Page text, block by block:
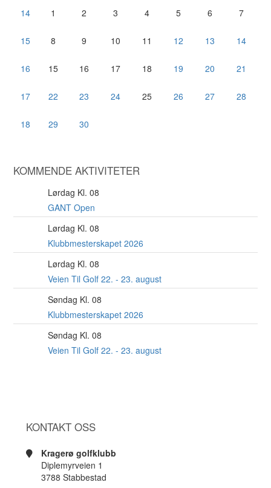
14 1 2 3 4 5 6 7
15 8 9 10 11 12 13 14
16 15 16 17 18 19 20 21
17 22 23 24 25 26 27 28
18 29 30
KOMMENDE AKTIVITETER
Lørdag Kl. 08
GANT Open
Lørdag Kl. 08
Klubbmesterskapet 2026
Lørdag Kl. 08
Veien Til Golf 22. - 23. august
Søndag Kl. 08
Klubbmesterskapet 2026
Søndag Kl. 08
Veien Til Golf 22. - 23. august
KONTAKT OSS
Kragerø golfklubb
Diplemyrveien 1
3788 Stabbestad